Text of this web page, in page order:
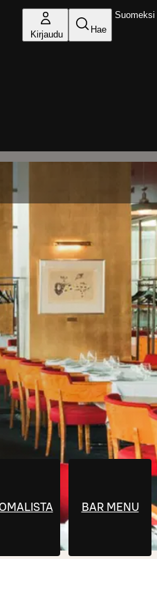
Kirjaudu Hae
BAR MENU